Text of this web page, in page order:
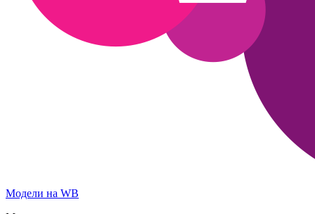
Модели на WB